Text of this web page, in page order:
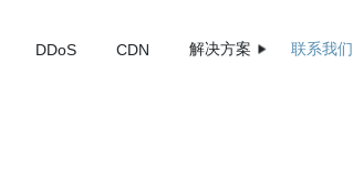
DDoS CDN 解决方案 联系我们